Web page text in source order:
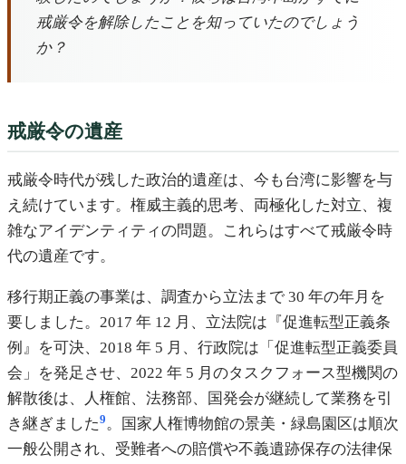
戒厳令を解除したことを知っていたのでしょう
か？
戒厳令の遺産
戒厳令時代が残した政治的遺産は、今も台湾に影響を与
え続けています。権威主義的思考、両極化した対立、複
雑なアイデンティティの問題。これらはすべて戒厳令時
代の遺産です。
移行期正義の事業は、調査から立法まで 30 年の年月を
要しました。2017 年 12 月、立法院は『促進転型正義条
例』を可決、2018 年 5 月、行政院は「促進転型正義委員
会」を発足させ、2022 年 5 月のタスクフォース型機関の
解散後は、人権館、法務部、国発会が継続して業務を引
き継ぎました9。国家人権博物館の景美・緑島園区は順次
一般公開され、受難者への賠償や不義遺跡保存の法律保